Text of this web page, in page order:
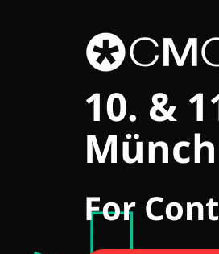
CMCX
10. &
For